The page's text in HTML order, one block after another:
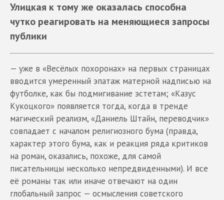
Улицкая к тому же оказалась способна
чутко реагировать на меняющиеся запросы
публики
— уже в «Весёлых похоронах» на первых страницах
вводится умеренный эпатаж матерной надписью на
футболке, как бы подмигивание эстетам; «Казус
Кукоцкого» появляется тогда, когда в тренде
магический реализм, «Даниель Штайн, переводчик»
совпадает с началом религиозного бума (правда,
характер этого бума, как и реакция ряда критиков
на роман, оказались, похоже, для самой
писательницы несколько непредвиденными). И все
её романы так или иначе отвечают на один
глобальный запрос — осмысления советского